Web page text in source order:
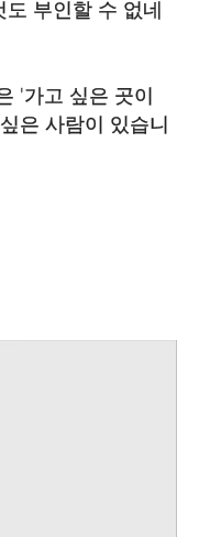
부인할 수 없네
'가고 싶은 곳이
은 사람이 있습니